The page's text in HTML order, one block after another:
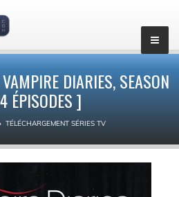
DIARIES, SEASON
ÉPISODES ]
TÉLÉCHARGEMENT SÉRIES TV